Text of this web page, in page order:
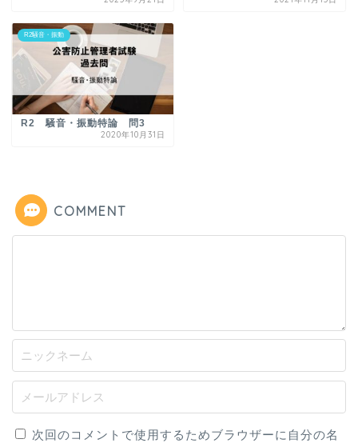
R2騒音・振動
R2 騒音・振動特論 問3
2020年10月31日
COMMENT
次回のコメントで使用するためブラウザーに自分の名